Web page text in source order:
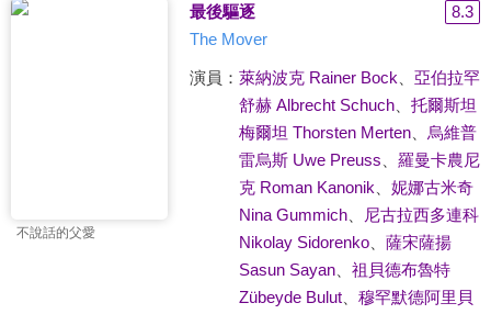
不說話的父愛
最後驅逐
8.3
The Mover
演員： 萊納波克 Rainer Bock
亞伯拉罕
舒赫 Albrecht Schuch、 托爾斯坦
梅爾坦 Thorsten Merten、 烏維普
雷烏斯 Uwe Preuss
羅曼卡農尼
克 Roman Kanonik
妮娜古米奇
Nina Gummich、
尼古拉西多連科
Nikolay Sidorenko、 薩宋薩揚
Sasun Sayan、 祖貝德布魯特
Zübeyde Bulut、 穆罕默德阿里貝